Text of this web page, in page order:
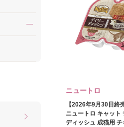
ニュートロ
【2026年9月30日終
ニュートロ キャット
ディッシュ 成猫用